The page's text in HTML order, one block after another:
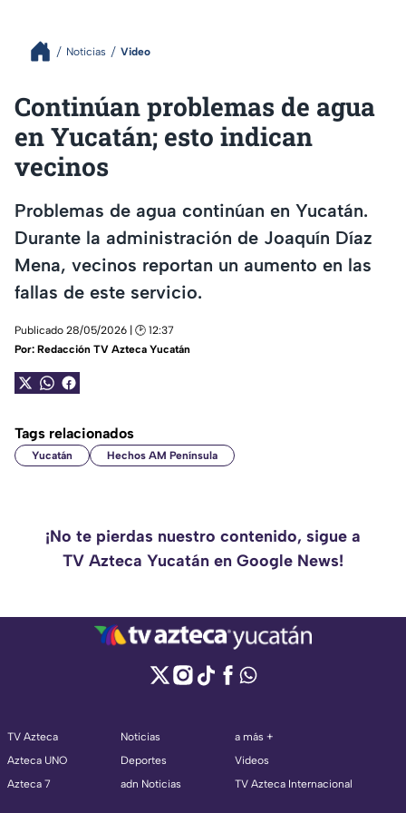
Noticias Video
Continúan problemas de agua
en Yucatán; esto indican
vecinos
Problemas de agua continúan en Yucatán.
Durante la administración de Joaquín Díaz
Mena, vecinos reportan un aumento en las
fallas de este servicio.
Publicado 28/05/2026 | 🕑 12:37
Por: Redacción TV Azteca Yucatán
Tags relacionados
Yucatán Hechos AM Península
¡No te pierdas nuestro contenido, sigue a
TV Azteca Yucatán en Google News!
TV Azteca
Azteca UNO
Azteca 7
Noticias
Deportes
adn Noticias
a más +
Videos
TV Azteca Internacional